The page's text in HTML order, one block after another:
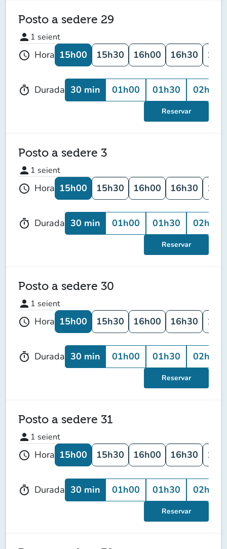
Posto a sedere 29
person 1 seient
schedule Hora 15h00 15h30 16h00 16h30
timer Durada 30 min 01h00 01h30 02h00
Reservar
Posto a sedere 3
person 1 seient
schedule Hora 15h00 15h30 16h00 16h30
timer Durada 30 min 01h00 01h30 02h00
Reservar
Posto a sedere 30
person 1 seient
schedule Hora 15h00 15h30 16h00 16h30
timer Durada 30 min 01h00 01h30 02h00
Reservar
Posto a sedere 31
person 1 seient
schedule Hora 15h00 15h30 16h00 16h30
timer Durada 30 min 01h00 01h30 02h00
Reservar